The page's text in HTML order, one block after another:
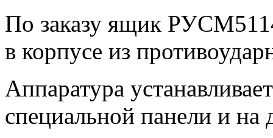
По заказу ящик
в корпусе из
Аппаратура
специальной панели и на